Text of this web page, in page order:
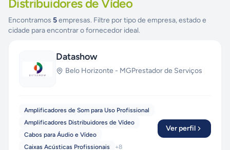
Distribuidores de Vídeo
Encontramos 5empresas. Filtre por tipo de empresa, estado e
cidade para encontrar o fornecedor ideal.
Datashow
Belo Horizonte - MGPrestador de Serviços
Amplificadores de Som para Uso Profissional
Amplificadores Distribuidores de Vídeo
Cabos para Áudio e Vídeo
Caixas Acústicas Profissionais
+8
Ver perfil